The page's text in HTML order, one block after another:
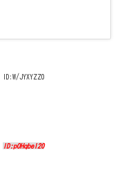
JYXYZZ0
ID:pOHqbeI20